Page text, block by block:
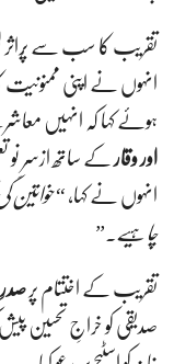
تقریب کا سب سے پُراثر
انہوں نے اپنی ممنونیت
ہوئے کہا کہ انہیں
اور وقار
کے ساتھ ازسرِ نو
انہوں نے کہا، “خواتین
چاہیے۔”
تقریب کے اختتام پر
صدیقی کو خراجِ تحسین